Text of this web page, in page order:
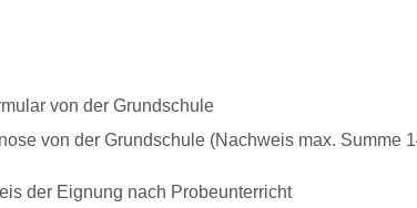
von der Grundschule
von der Grundschule (Nachweis max. Summe
der Eignung nach Probeunterricht